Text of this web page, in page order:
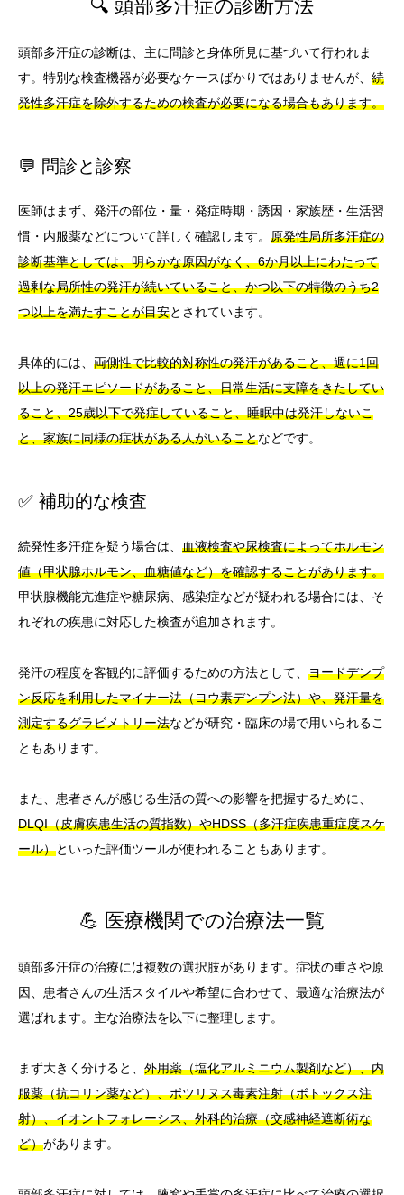
🔍 頭部多汗症の診断方法
頭部多汗症の診断は、主に問診と身体所見に基づいて行われま
す。特別な検査機器が必要なケースばかりではありませんが、 続
発性多汗症を除外するための検査が必要になる場合もあります。
💬 問診と診察
医師はまず、発汗の部位・量・発症時期・誘因・家族歴・生活習
慣・内服薬などについて詳しく確認します。 原発性局所多汗症の
診断基準としては、明らかな原因がなく、6か月以上にわたって
過剰な局所性の発汗が続いていること、かつ以下の特徴のうち2
つ以上を満たすことが目安とされています。
具体的には、 両側性で比較的対称性の発汗があること、週に1回
以上の発汗エピソードがあること、日常生活に支障をきたしてい
ること、25歳以下で発症していること、睡眠中は発汗しないこ
と、家族に同様の症状がある人がいることなどです。
✅ 補助的な検査
続発性多汗症を疑う場合は、 血液検査や尿検査によってホルモン
値（甲状腺ホルモン、血糖値など）を確認することがあります。
甲状腺機能亢進症や糖尿病、感染症などが疑われる場合には、そ
れぞれの疾患に対応した検査が追加されます。
発汗の程度を客観的に評価するための方法として、 ヨードデンプ
ン反応を利用したマイナー法（ヨウ素デンプン法）や、発汗量を
測定するグラビメトリー法などが研究・臨床の場で用いられるこ
ともあります。
また、患者さんが感じる生活の質への影響を把握するために、
DLQI（皮膚疾患生活の質指数）やHDSS（多汗症疾患重症度スケ
ール）といった評価ツールが使われることもあります。
💪 医療機関での治療法一覧
頭部多汗症の治療には複数の選択肢があります。症状の重さや原
因、患者さんの生活スタイルや希望に合わせて、最適な治療法が
選ばれます。主な治療法を以下に整理します。
まず大きく分けると、 外用薬（塩化アルミニウム製剤など）、内
服薬（抗コリン薬など）、ボツリヌス毒素注射（ボトックス注
射）、イオントフォレーシス、外科的治療（交感神経遮断術な
ど）があります。